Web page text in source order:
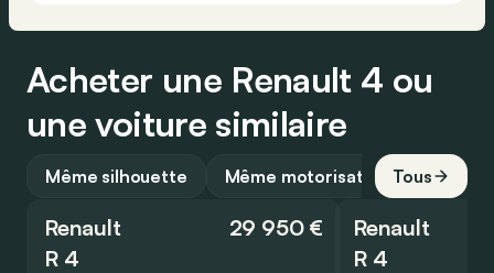
Acheter une Renault 4 ou
une voiture similaire
Même silhouette Même motorisation Tous
Renault
R 4
29 950 €
Renault
R 4